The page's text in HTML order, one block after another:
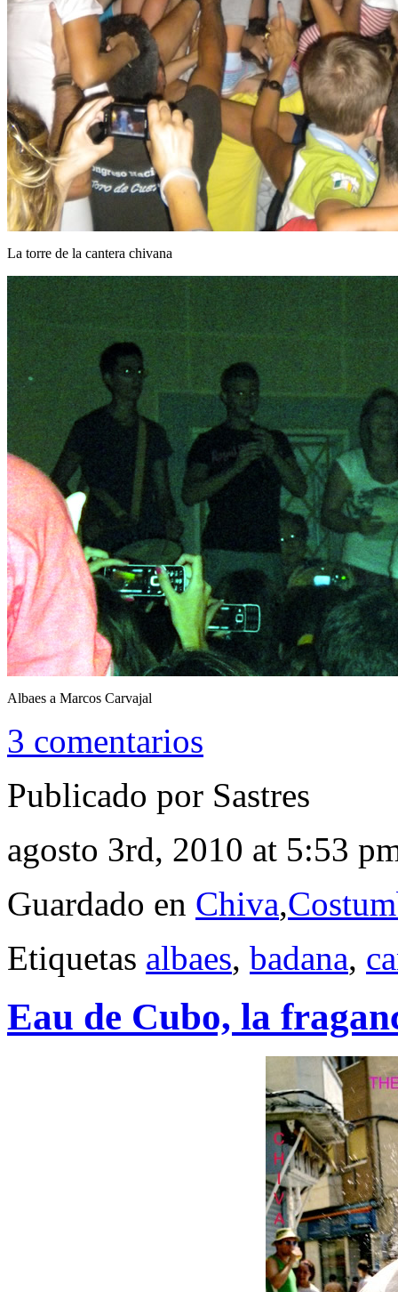
La torre de la cantera chivana
Albaes a Marcos Carvajal
3 comentarios
Publicado por Sastres
agosto 3rd, 2010 at 5:53
Guardado en Chiva,
Etiquetas albaes, badana,
Eau de Cubo, la